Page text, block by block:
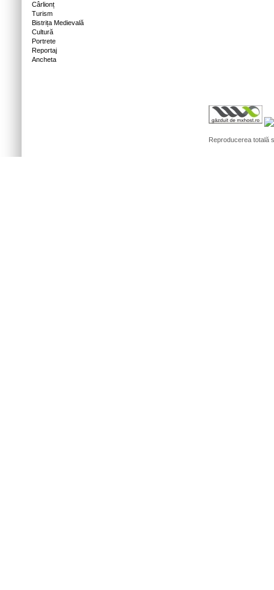
Cârlionț
Turism
Bistrița Medievală
Cultură
Portrete
Reportaj
Ancheta
Reproducerea totală